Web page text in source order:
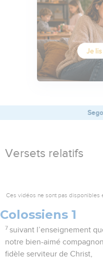
Versets relatifs
Ces vidéos ne sont pas disponibles
Colossiens 1
7 suivant l’enseignement
notre bien-aimé
fidèle serviteur de Christ,